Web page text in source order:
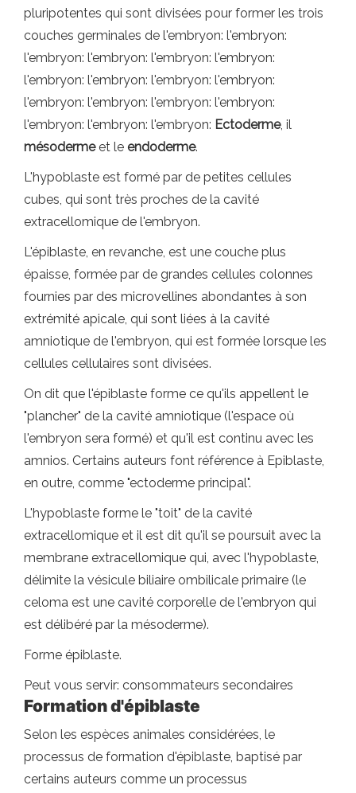
pluripotentes qui sont divisées pour former les trois
couches germinales de l'embryon: l'embryon:
l'embryon: l'embryon: l'embryon: l'embryon:
l'embryon: l'embryon: l'embryon: l'embryon:
l'embryon: l'embryon: l'embryon: l'embryon:
l'embryon: l'embryon: l'embryon: Ectoderme, il
mésodermeet le endoderme.
L'hypoblaste est formé par de petites cellules
cubes, qui sont très proches de la cavité
extracellomique de l'embryon.
L'épiblaste, en revanche, est une couche plus
épaisse, formée par de grandes cellules colonnes
fournies par des microvellines abondantes à son
extrémité apicale, qui sont liées à la cavité
amniotique de l'embryon, qui est formée lorsque les
cellules cellulaires sont divisées.
On dit que l'épiblaste forme ce qu'ils appellent le
"plancher" de la cavité amniotique (l'espace où
l'embryon sera formé) et qu'il est continu avec les
amnios. Certains auteurs font référence à Epiblaste,
en outre, comme "ectoderme principal".
L'hypoblaste forme le "toit" de la cavité
extracellomique et il est dit qu'il se poursuit avec la
membrane extracellomique qui, avec l'hypoblaste,
délimite la vésicule biliaire ombilicale primaire (le
celoma est une cavité corporelle de l'embryon qui
est délibéré par la mésoderme).
Forme épiblaste.
Peut vous servir: consommateurs secondaires
Formation d'épiblaste
Selon les espèces animales considérées, le
processus de formation d'épiblaste, baptisé par
certains auteurs comme un processus